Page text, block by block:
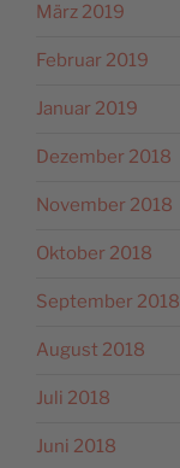
März 2019
Februar 2019
Januar 2019
Dezember 2018
November 2018
Oktober 2018
September 2018
August 2018
Juli 2018
Juni 2018